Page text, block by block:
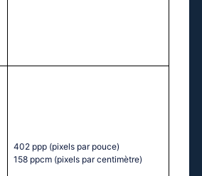
402 ppp (pixels par pouce)
158 ppcm (pixels par centimètre)